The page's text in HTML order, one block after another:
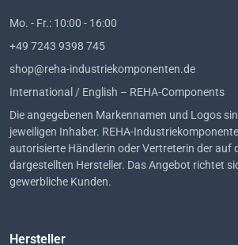
Mo. - Fr.: 10:00 - 16:00
+49 7243 9398 745
shop@reha-industriekomponenten.de
International / English – REHA-Components
Die angegebenen Markennamen und Logos
jeweiligen Inhaber. REHA-
autorisierte Händlerin oder Vertreterin der auf
dargestellten Hersteller. Das Angebot richtet
gewerbliche Kunden.
Hersteller